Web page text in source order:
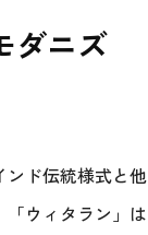
ダニズ
ンド伝統様式と他
ウィタラン」は